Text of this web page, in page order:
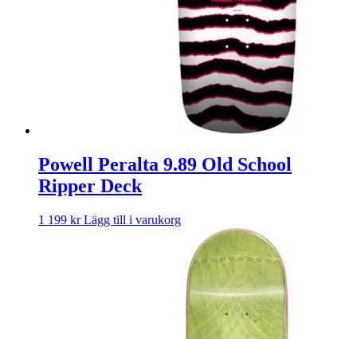
Powell Peralta 9.89 Old School
Ripper Deck
1 199 kr Lägg till i varukorg